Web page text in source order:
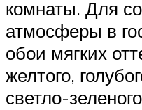
комнаты. Для
атмосферы в
обои мягких
желтого,
светло-